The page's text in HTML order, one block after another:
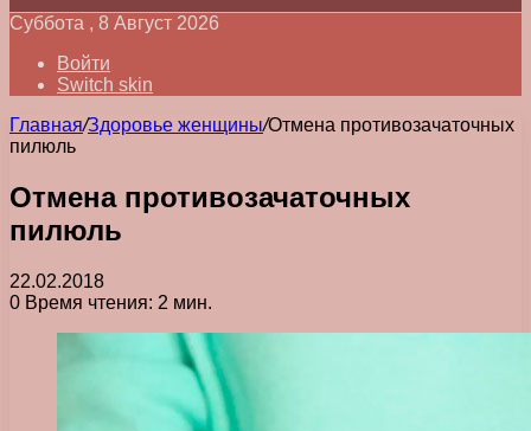
Суббота , 8 Август 2026
Войти
Switch skin
Главная/Здоровье женщины/Отмена противозачаточных
пилюль
Отмена противозачаточных
пилюль
22.02.2018
0 Время чтения: 2 мин.